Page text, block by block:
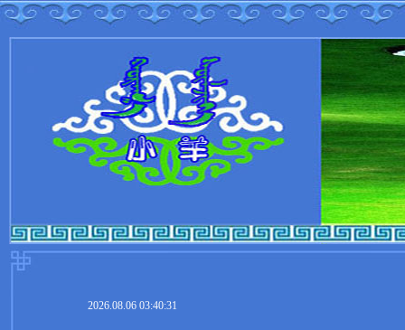
2026.08.06 03:40:31